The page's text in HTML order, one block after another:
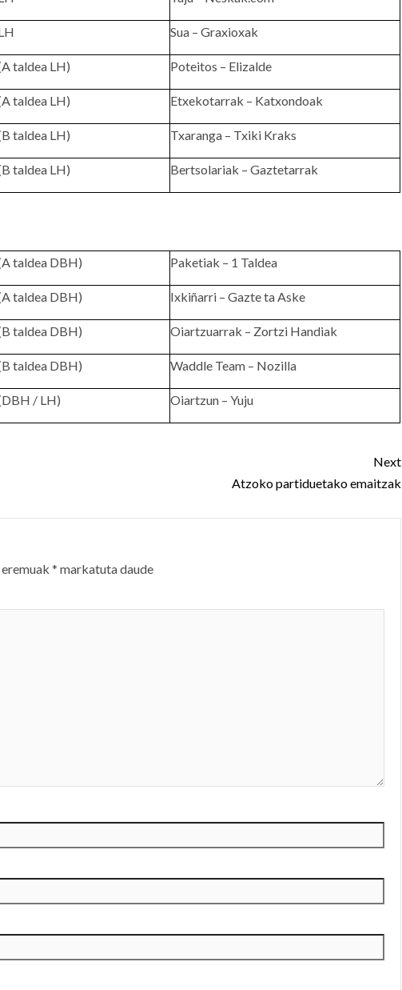
Sua – Graxioxak
taldea LH) Poteitos – Elizalde
taldea LH) Etxekotarrak – Katxondoak
taldea LH) Txaranga – Txiki Kraks
taldea LH) Bertsolariak – Gaztetarrak
taldea DBH) Paketiak – 1 Taldea
taldea DBH) Ixkiñarri – Gazte ta Aske
taldea DBH) Oiartzuarrak – Zortzi Handiak
taldea DBH) Waddle Team – Nozilla
/ LH) Oiartzun – Yuju
Next
Atzoko partiduetako emaitzak
* markatuta daude